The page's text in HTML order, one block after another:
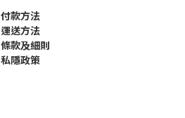
付款方法
運送方法
條款及細則
私隱政策